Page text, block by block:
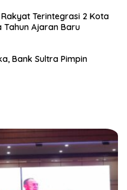
Terintegrasi 2 Kota
Tahun Ajaran Baru
Bank Sultra Pimpin